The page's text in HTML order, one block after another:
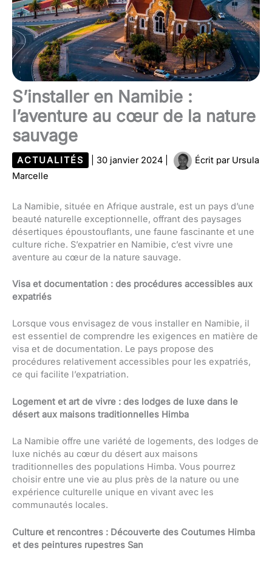
S’installer en Namibie :
l’aventure au cœur de la nature
sauvage
ACTUALITÉS 30 janvier 2024 Écrit par Ursula
Marcelle
La Namibie, située en Afrique australe, est un pays d’une
beauté naturelle exceptionnelle, offrant des paysages
désertiques époustouflants, une faune fascinante et une
culture riche. S’expatrier en Namibie, c’est vivre une
aventure au cœur de la nature sauvage.
Visa et documentation : des procédures accessibles aux
expatriés
Lorsque vous envisagez de vous installer en Namibie, il
est essentiel de comprendre les exigences en matière de
visa et de documentation. Le pays propose des
procédures relativement accessibles pour les expatriés,
ce qui facilite l’expatriation.
Logement et art de vivre : des lodges de luxe dans le
désert aux maisons traditionnelles Himba
La Namibie offre une variété de logements, des lodges de
luxe nichés au cœur du désert aux maisons
traditionnelles des populations Himba. Vous pourrez
choisir entre une vie au plus près de la nature ou une
expérience culturelle unique en vivant avec les
communautés locales.
Culture et rencontres : Découverte des Coutumes Himba
et des peintures rupestres San